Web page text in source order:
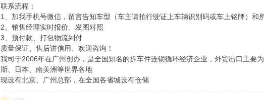
联系流程：
1、加我手机号微信，留言告知车型（车主请拍行驶证上车辆识别码或车上铭牌）和
2、销售经理实时报价、发图对照
3、预付款、打包物流到付
质量保证、售后讲信用、欢迎咨询！
我司于2006年在广州创办，是全国知名的拆车件连锁循环经济企业，外贸出口主要
斯、日本、南美洲等世界各地
现设有北京、广州总部，在全国各省城设有仓储